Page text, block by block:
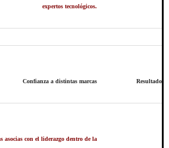
expertos tecnológicos.
Confianza a distintas marcas Resultado
asocias con el liderazgo dentro de la